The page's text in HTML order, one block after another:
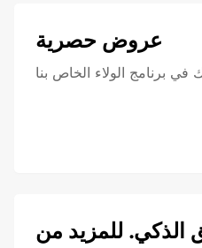
عروض حصرية
في برنامج الولاء الخاص بنا
الذكي. للمزيد من